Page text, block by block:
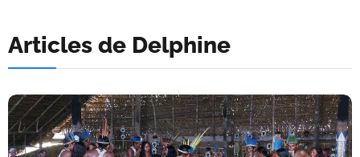
Articles de Delphine